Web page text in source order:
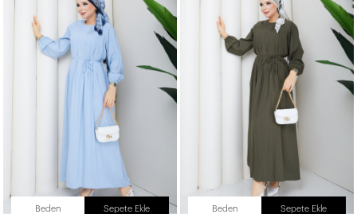
Beden Sepete Ekle Beden Sepete Ekle